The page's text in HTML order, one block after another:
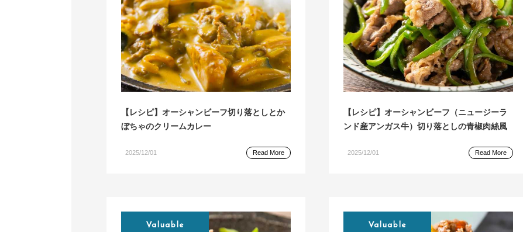
【レシピ】オーシャンビーフ切り落としとか
ぼちゃのクリームカレー
2025/12/01 Read More
【レシピ】オーシャンビーフ（ニュージーラ
ンド産アンガス牛）切り落としの青椒肉絲風
2025/12/01 Read More
Valuable
Valuable